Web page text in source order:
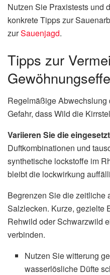
Nutzen Sie Praxistests und
konkrete Tipps zur
zurSauenjagd.
Tipps zur
Regelmäßige
Gefahr, dass Wild die
Variieren Sie die
Duftkombinationen und
synthetische lockstoffe im
bleibt die lockwirkung
Begrenzen Sie die zeitliche
Salzlecken. Kurze, gezielte
Rehwild oder Schwarzwild
verbinden.
Nutzen Sie witterung
wasserlösliche Düfte